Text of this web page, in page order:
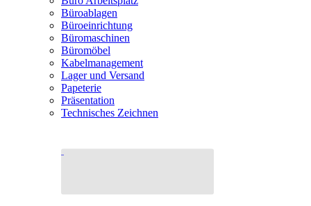
Büroablagen
Büroeinrichtung
Büromaschinen
Büromöbel
Kabelmanagement
Lager und Versand
Papeterie
Präsentation
Technisches Zeichnen